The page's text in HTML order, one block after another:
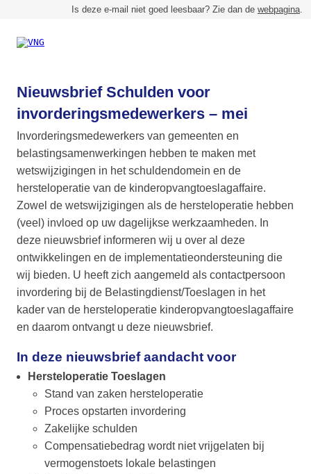
Is deze e-mail niet goed leesbaar? Zie dan de webpagina.
Nieuwsbrief Schulden voor
invorderingsmedewerkers – mei
Invorderingsmedewerkers van gemeenten en
belastingsamenwerkingen hebben te maken met
wetswijzigingen in het schuldendomein en de
hersteloperatie van de kinderopvangtoeslagaffaire.
Zowel de wetswijzigingen als de hersteloperatie hebben
(veel) invloed op uw dagelijkse werkzaamheden. In
deze nieuwsbrief informeren wij u over al deze
ontwikkelingen en de implementatieondersteuning die
wij bieden. U heeft zich aangemeld als contactpersoon
invordering bij de Belastingdienst/Toeslagen in het
kader van de hersteloperatie kinderopvangtoeslagaffaire
en daarom ontvangt u deze nieuwsbrief.
In deze nieuwsbrief aandacht voor
Hersteloperatie Toeslagen
Stand van zaken hersteloperatie
Proces opstarten invordering
Zakelijke schulden
Compensatiebedrag wordt niet vrijgelaten bij
vermogenstoets lokale belastingen